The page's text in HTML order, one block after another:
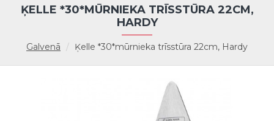
Galvenā Ķelle *30*mūrnieka trīsstūra 22cm, Hardy
ĶELLE *30*MŪRNIEKA TRĪSSTŪRA 22CM,
HARDY